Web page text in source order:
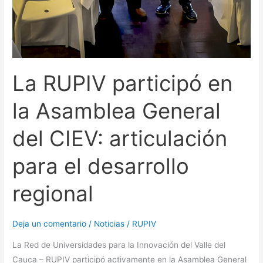
La RUPIV participó en
la Asamblea General
del CIEV: articulación
para el desarrollo
regional
Deja un comentario / Noticias / RUPIV
La Red de Universidades para la Innovación del Valle del
Cauca – RUPIV participó activamente en la Asamblea General